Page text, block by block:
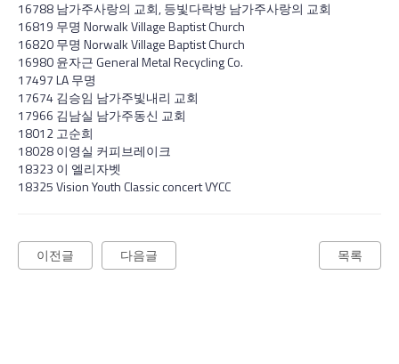
16788 남가주사랑의 교회, 등빛다락방 남가주사랑의 교회
16819 무명 Norwalk Village Baptist Church
16820 무명 Norwalk Village Baptist Church
16980 윤자근 General Metal Recycling Co.
17497 LA 무명
17674 김승임 남가주빛내리 교회
17966 김남실 남가주동신 교회
18012 고순희
18028 이영실 커피브레이크
18323 이 엘리자벳
18325 Vision Youth Classic concert VYCC
다음글
이전글 목록